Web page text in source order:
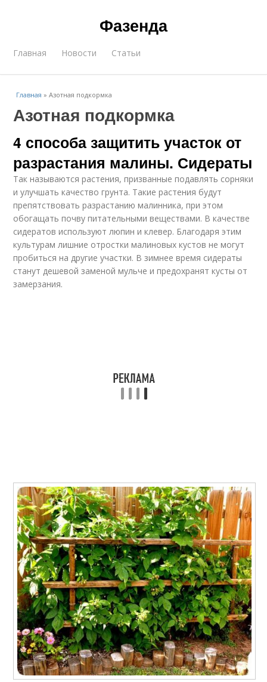
Фазенда
Главная Новости Статьи
Главная »Азотная подкормка
Азотная подкормка
4 способа защитить участок от
разрастания малины. Сидераты
Так называются растения, призванные подавлять сорняки
и улучшать качество грунта. Такие растения будут
препятствовать разрастанию малинника, при этом
обогащать почву питательными веществами. В качестве
сидератов используют люпин и клевер. Благодаря этим
культурам лишние отростки малиновых кустов не могут
пробиться на другие участки. В зимнее время сидераты
станут дешевой заменой мульче и предохранят кусты от
замерзания.